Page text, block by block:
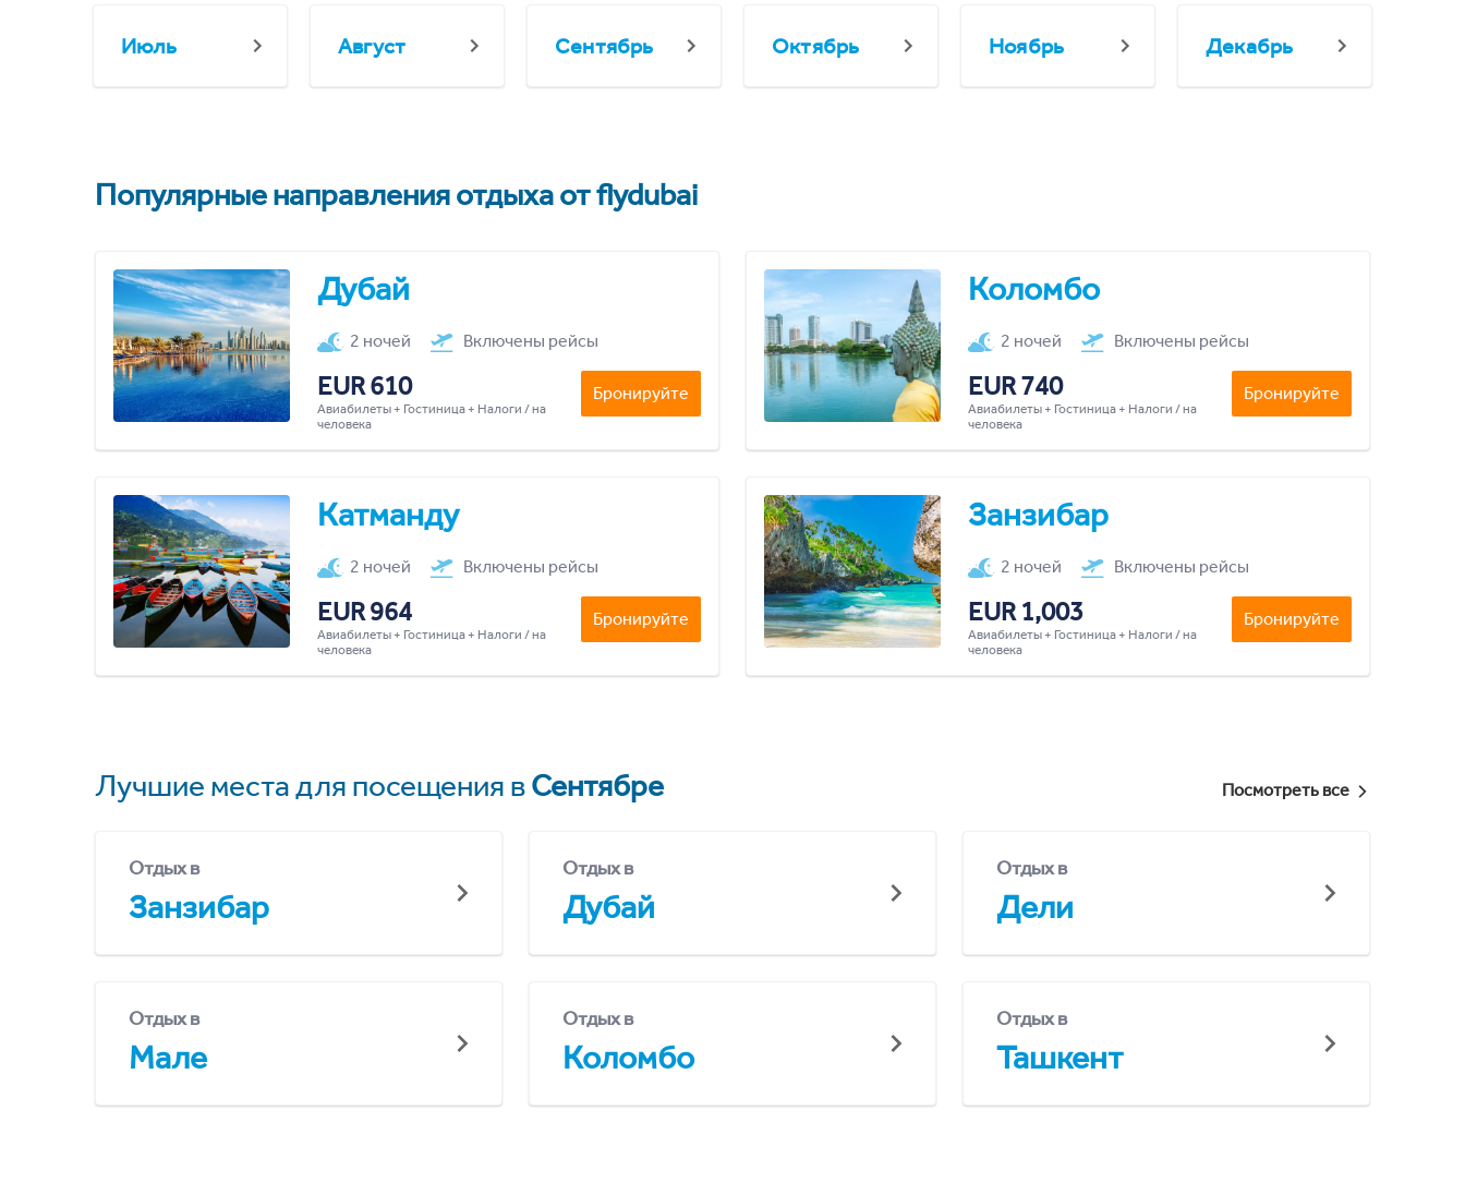
Июль Август Сентябрь Октябрь Ноябрь Декабрь
Популярные направления отдыха от flydubai
Дубай
2 ночей Включены рейсы
EUR 610
Авиабилеты + Гостиница + Налоги / на
человека
Бронируйте
Коломбо
2 ночей Включены рейсы
EUR 740
Авиабилеты + Гостиница + Налоги / на
человека
Бронируйте
Катманду
2 ночей Включены рейсы
EUR 964
Авиабилеты + Гостиница + Налоги / на
человека
Бронируйте
Занзибар
2 ночей Включены рейсы
EUR 1,003
Авиабилеты + Гостиница + Налоги / на
человека
Бронируйте
Лучшие места для посещения вСентябре Посмотреть все
Отдых в
Занзибар
Отдых в
Дубай
Отдых в
Дели
Отдых в
Мале
Отдых в
Коломбо
Отдых в
Ташкент